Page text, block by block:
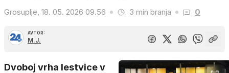
Grosuplje, 18. 05. 2026 09.56 3 min branja 0
AVTOR:
M.J.
Dvoboj vrha lestvice v